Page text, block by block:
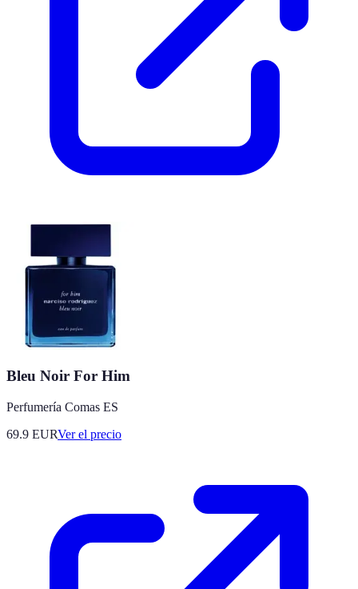
Bleu Noir For Him
Perfumería Comas ES
69.9 EURVer el precio